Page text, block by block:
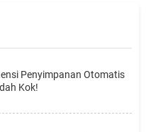
Penyimpanan Otomatis
Kok!